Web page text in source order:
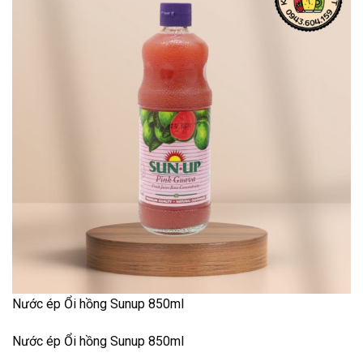
Nước ép Ổi hồng Sunup 850ml
Nước ép Ổi hồng Sunup 850ml